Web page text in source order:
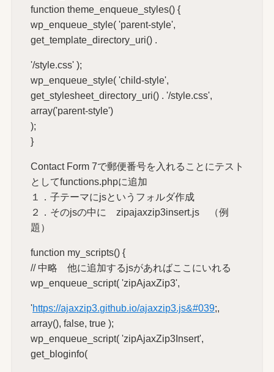
function theme_enqueue_styles() {
wp_enqueue_style( 'parent-style',
get_template_directory_uri() .
'/style.css' );
wp_enqueue_style( 'child-style',
get_stylesheet_directory_uri() . '/style.css',
array('parent-style')
);
}
Contact Form 7で郵便番号を入れることにテスト
としてfunctions.phpに追加
１．子テーマにjsというフォルダ作成
２．そのjsの中に zipajaxzip3insert.js （例
題）
function my_scripts() {
// 中略 他に追加するjsがあればここにいれる
wp_enqueue_script( 'zipAjaxZip3',
'https://ajaxzip3.github.io/ajaxzip3.js&#039;,
array(), false, true );
wp_enqueue_script( 'zipAjaxZip3Insert',
get_bloginfo(